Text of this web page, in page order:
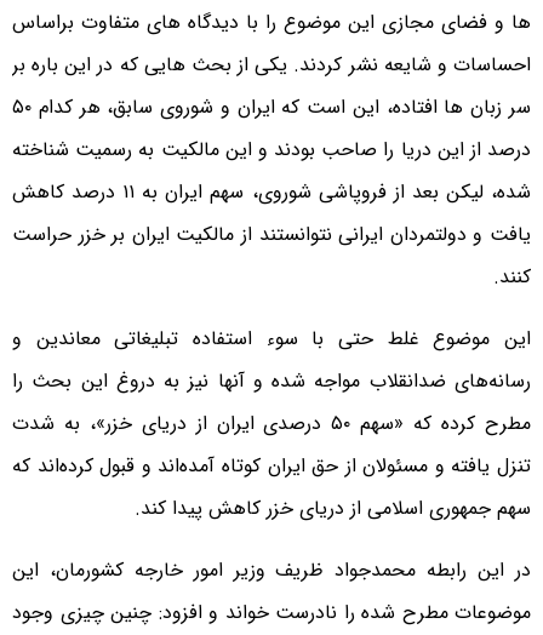
ها و فضای مجازی این موضوع را با دیدگاه های متفاوت براساس
احساسات و شایعه نشر کردند. یکی از بحث هایی که در این باره بر
سر زبان ها افتاده، این است که ایران و شوروی سابق، هر کدام ۵۰
درصد از این دریا را صاحب بودند و این مالکیت به رسمیت شناخته
شده، لیکن بعد از فروپاشی شوروی، سهم ایران به ۱۱ درصد کاهش
یافت و دولتمردان ایرانی نتوانستند از مالکیت ایران بر خزر حراست
کنند.
این موضوع غلط حتی با سوء استفاده تبلیغاتی معاندین و
رسانه‌های ضدانقلاب مواجه شده و آنها نیز به دروغ این بحث را
مطرح کرده که «سهم ۵۰ درصدی ایران از دریای خزر»، به شدت
تنزل یافته و مسئولان از حق ایران کوتاه آمده‌اند و قبول کرده‌اند که
سهم جمهوری اسلامی از دریای خزر کاهش پیدا کند.
در این رابطه محمدجواد ظریف وزیر امور خارجه کشورمان، این
موضوعات مطرح شده را نادرست خواند و افزود: چنین چیزی وجود